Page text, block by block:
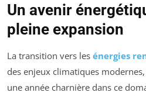
Un avenir
pleine expansion
La transition vers les énergies
des enjeux climatiques
une année charnière dans ce